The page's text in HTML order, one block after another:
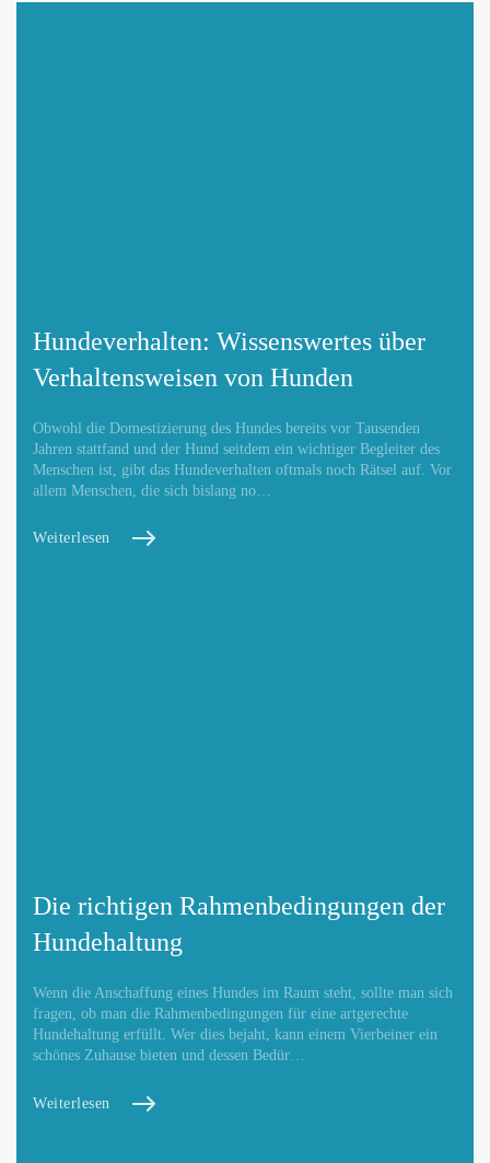
Hundeverhalten: Wissenswertes über
Verhaltensweisen von Hunden
Obwohl die Domestizierung des Hundes bereits vor Tausenden
Jahren stattfand und der Hund seitdem ein wichtiger Begleiter des
Menschen ist, gibt das Hundeverhalten oftmals noch Rätsel auf. Vor
allem Menschen, die sich bislang no…
Weiterlesen
Die richtigen Rahmenbedingungen der
Hundehaltung
Wenn die Anschaffung eines Hundes im Raum steht, sollte man sich
fragen, ob man die Rahmenbedingungen für eine artgerechte
Hundehaltung erfüllt. Wer dies bejaht, kann einem Vierbeiner ein
schönes Zuhause bieten und dessen Bedür…
Weiterlesen